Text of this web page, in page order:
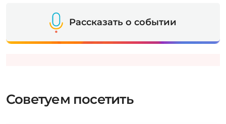
Рассказать о событии
Советуем посетить